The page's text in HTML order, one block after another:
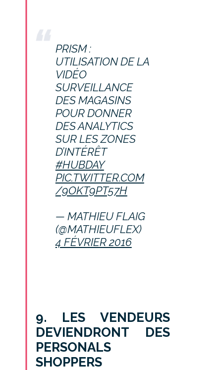
PRISM :
UTILISATION DE LA
VIDÉO
SURVEILLANCE
DES MAGASINS
POUR DONNER
DES ANALYTICS
SUR LES ZONES
D’INTÉRÊT
#HUBDAY
PIC.TWITTER.COM
/9OKT9PT57H
— MATHIEU FLAIG
(@MATHIEUFLEX)
4 FÉVRIER 2016
9. LES VENDEURS
DEVIENDRONT DES
PERSONALS
SHOPPERS